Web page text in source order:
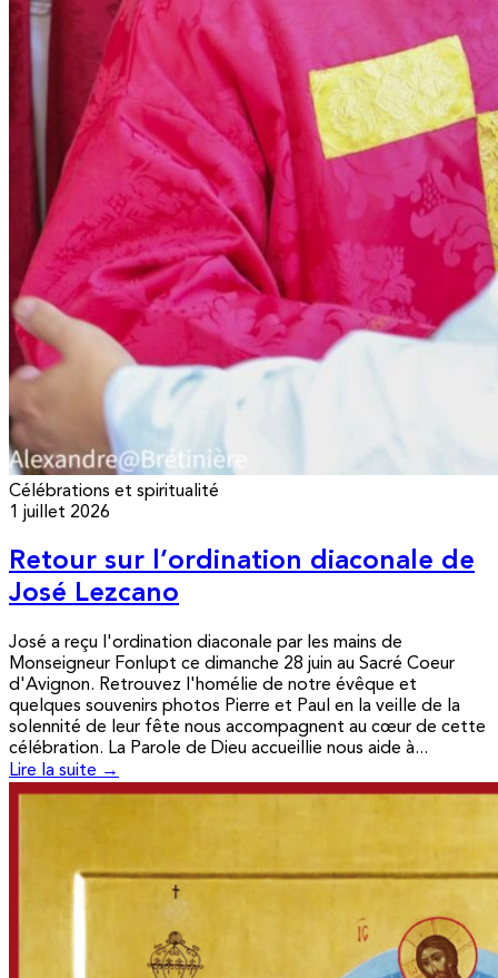
Célébrations et spiritualité
1 juillet 2026
Retour sur l’ordination diaconale de
José Lezcano
José a reçu l'ordination diaconale par les mains de
Monseigneur Fonlupt ce dimanche 28 juin au Sacré Coeur
d'Avignon. Retrouvez l'homélie de notre évêque et
quelques souvenirs photos Pierre et Paul en la veille de la
solennité de leur fête nous accompagnent au cœur de cette
célébration. La Parole de Dieu accueillie nous aide à...
Lire la suite →